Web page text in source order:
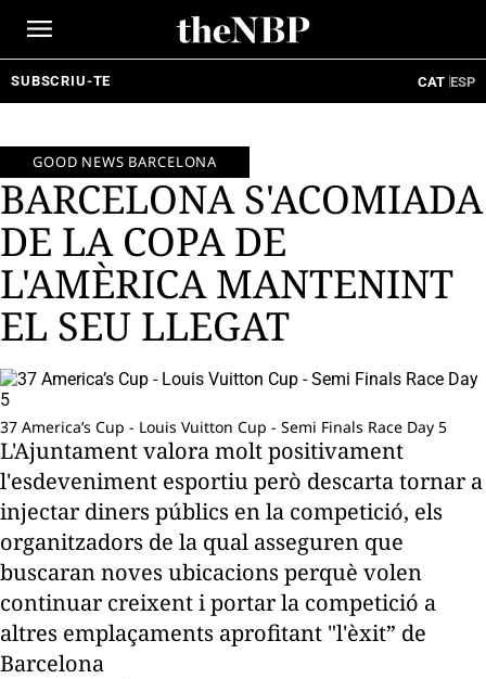
SUBSCRIU-TE CAT ESP
GOOD NEWS BARCELONA
BARCELONA S'ACOMIADA
DE LA COPA DE
L'AMÈRICA MANTENINT
EL SEU LLEGAT
37 America’s Cup - Louis Vuitton Cup - Semi Finals Race Day 5
L'Ajuntament valora molt positivament
l'esdeveniment esportiu però descarta tornar a
injectar diners públics en la competició, els
organitzadors de la qual asseguren que
buscaran noves ubicacions perquè volen
continuar creixent i portar la competició a
altres emplaçaments aprofitant "l'èxit” de
Barcelona